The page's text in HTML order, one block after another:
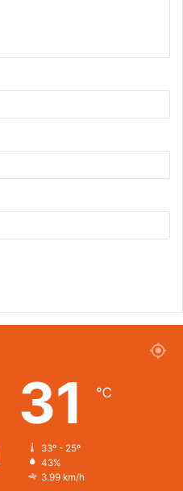
31 ℃
33º - 25º
43%
3.99 km/h